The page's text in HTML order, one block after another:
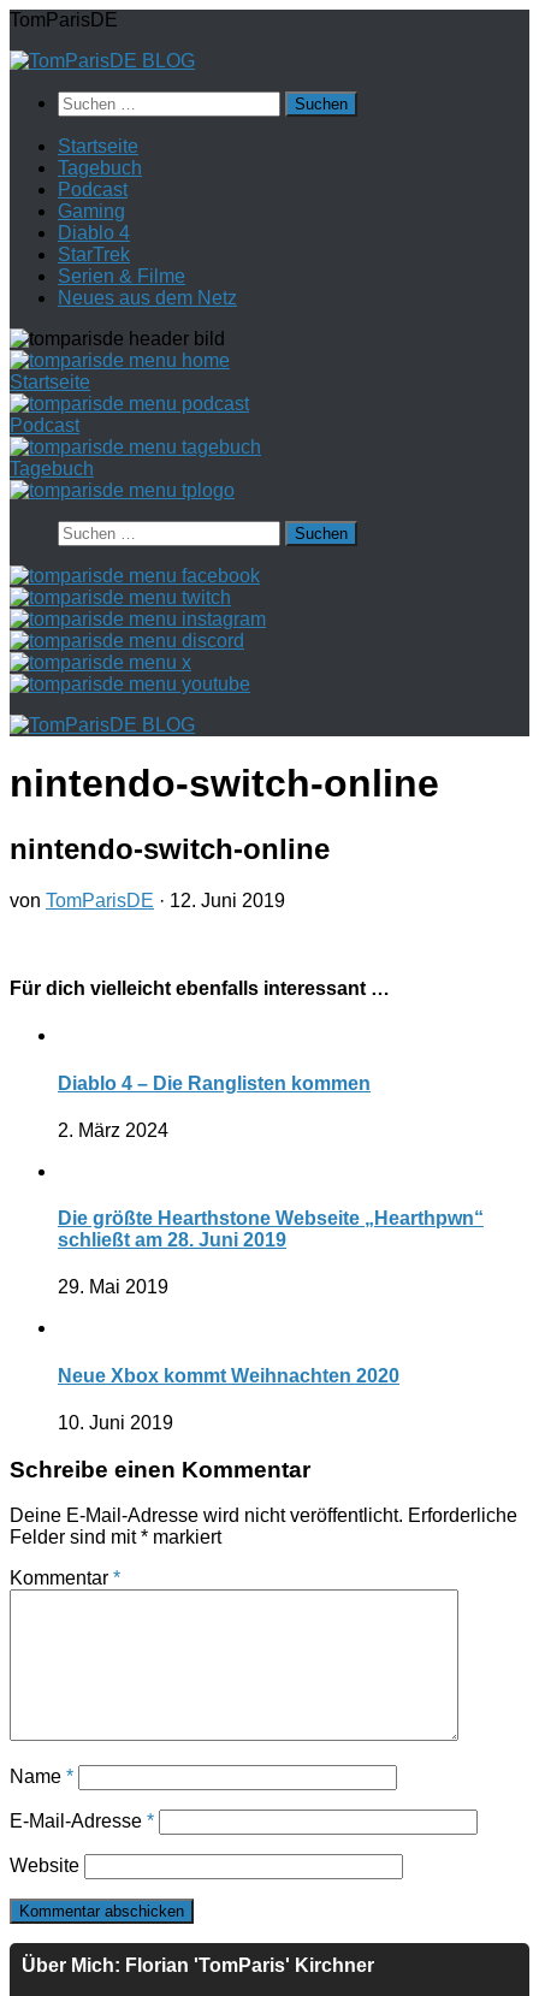
Zum
springen
TomParisDE
Suchen
nach:
Startseite
Tagebuch
Podcast
Gaming
Diablo 4
StarTrek
Serien & Filme
Neues aus dem Netz
Startseite
Podcast
Tagebuch
Suchen
nach:
nintendo-switch-online
nintendo-switch-online
von TomParisDE · 12. Juni 2019
Für dich vielleicht ebenfalls interessant …
Diablo 4 – Die Ranglisten kommen
2. März 2024
Die größte Hearthstone Webseite „Hearthpwn“
schließt am 28. Juni 2019
29. Mai 2019
Neue Xbox kommt Weihnachten 2020
10. Juni 2019
Schreibe einen Kommentar
Deine E-Mail-Adresse wird nicht veröffentlicht. Erforderliche
Felder sind mit* markiert
Kommentar *
Name *
E-Mail-Adresse *
Website
Über Mich: Florian 'TomParis' Kirchner